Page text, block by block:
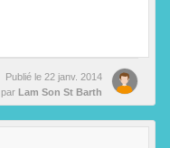
Publié le 22 janv. 2014
par
Lam Son St Barth